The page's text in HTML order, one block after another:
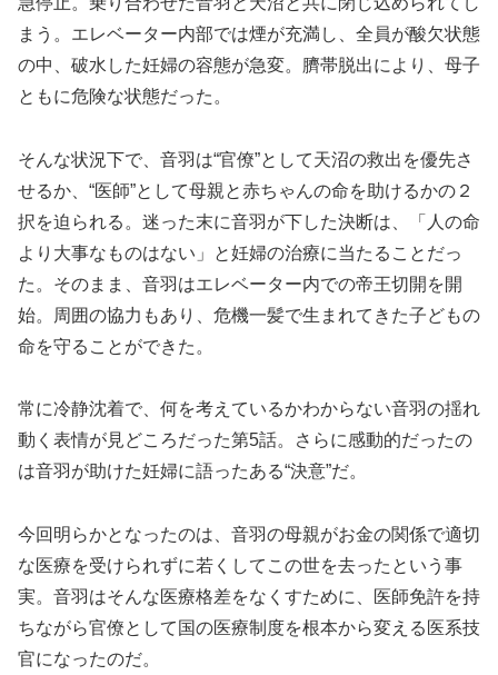
まう。エレベーター内部では煙が充満し、全員が酸欠状態
の中、破水した妊婦の容態が急変。臍帯脱出により、母子
ともに危険な状態だった。
そんな状況下で、音羽は“官僚”として天沼の救出を優先さ
せるか、“医師”として母親と赤ちゃんの命を助けるかの２
択を迫られる。迷った末に音羽が下した決断は、「人の命
より大事なものはない」と妊婦の治療に当たることだっ
た。そのまま、音羽はエレベーター内での帝王切開を開
始。周囲の協力もあり、危機一髪で生まれてきた子どもの
命を守ることができた。
常に冷静沈着で、何を考えているかわからない音羽の揺れ
動く表情が見どころだった第5話。さらに感動的だったの
は音羽が助けた妊婦に語ったある“決意”だ。
今回明らかとなったのは、音羽の母親がお金の関係で適切
な医療を受けられずに若くしてこの世を去ったという事
実。音羽はそんな医療格差をなくすために、医師免許を持
ちながら官僚として国の医療制度を根本から変える医系技
官になったのだ。